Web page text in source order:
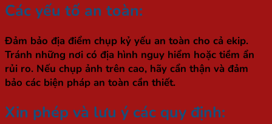
Các yếu tố an toàn:
Đảm bảo địa điểm chụp kỷ yếu an toàn cho cả ekip.
Tránh những nơi có địa hình nguy hiểm hoặc tiềm ẩn
rủi ro. Nếu chụp ảnh trên cao, hãy cẩn thận và đảm
bảo các biện pháp an toàn cần thiết.
Xin phép và lưu ý các quy định: